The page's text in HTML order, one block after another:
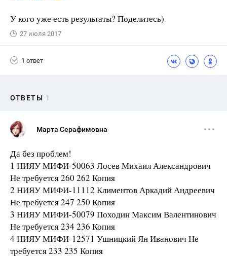
У кого уже есть результаты? Поделитесь)
27 июля 2017
1 ответ
ОТВЕТЫ 1
Марта Серафимовна
Да без проблем!
1 НИЯУ МИФИ-50063 Лосев Михаил Александрович
Не требуется 260 262 Копия
2 НИЯУ МИФИ-11112 Климентов Аркадий Андреевич
Не требуется 247 250 Копия
3 НИЯУ МИФИ-50079 Походин Максим Валентинович
Не требуется 234 236 Копия
4 НИЯУ МИФИ-12571 Ушницкий Ян Иванович Не
требуется 233 235 Копия